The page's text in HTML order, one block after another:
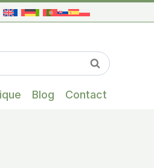
RechercheQuand
Blog Contact